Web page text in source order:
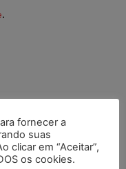
.
fornecer a
suas
clicar em “Aceitar”,
os cookies.